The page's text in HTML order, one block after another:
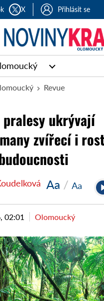
X Přihlásit se
Revue
pralesy ukrývají
zvířecí i
Aa / Aa
02:01 Olomoucký